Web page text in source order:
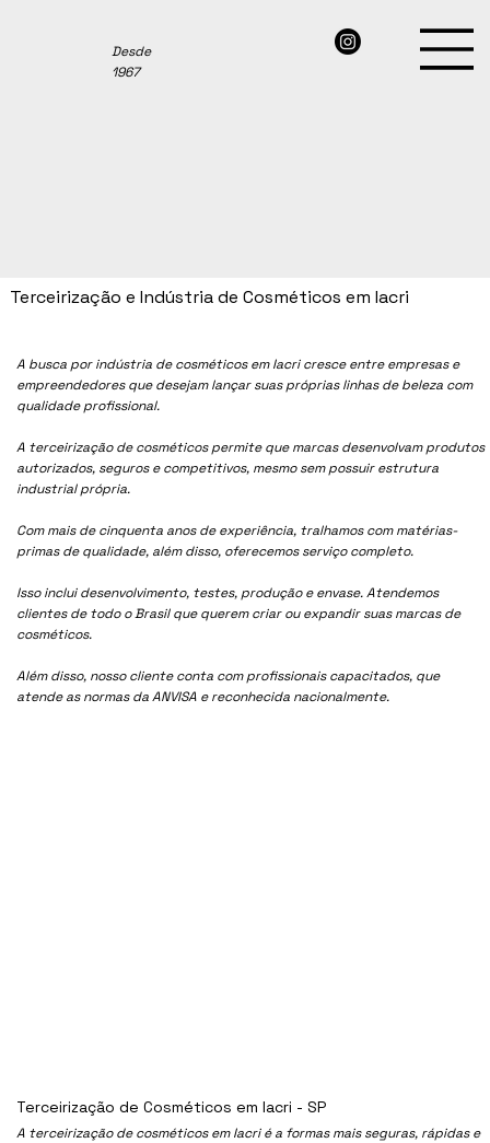
Desde
1967
A busca por indústria de cosméticos emIacricresce entre empresas e
empreendedores que desejam lançar suas próprias linhas de beleza com
qualidade profissional.
A terceirização de cosméticos permite que marcas desenvolvam produtos
autorizados, seguros e competitivos, mesmo sem possuir estrutura
industrial própria.
Com mais de cinquenta anos de experiência, tralhamos com matérias-
primas de qualidade, além disso, oferecemos serviço completo.
Isso inclui desenvolvimento, testes, produção e envase. Atendemos
clientes de todo o Brasil que querem criar ou expandir suas marcas de
cosméticos.
Além disso, nosso cliente conta com profissionais capacitados, que
atende as normas da ANVISA e reconhecida nacionalmente.
A terceirização de cosméticos em Iacri é a formas mais seguras, rápidas e
Terceirização e Indústria de Cosméticos em Iacri
Terceirização de Cosméticos em Iacri - SP